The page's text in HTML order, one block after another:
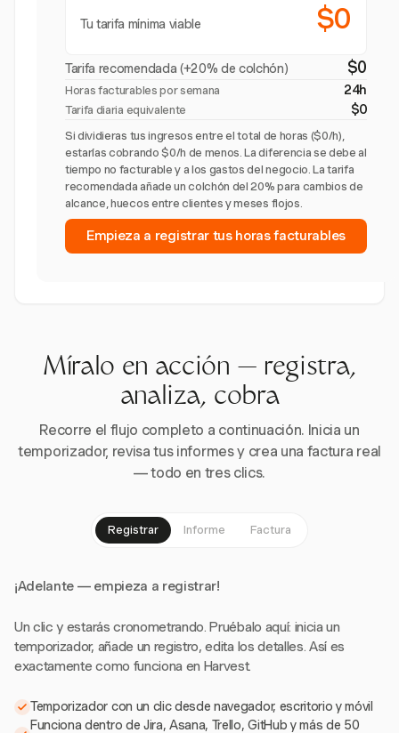
Tu tarifa mínima viable $0
Tarifa recomendada (+20% de colchón) $0
Horas facturables por semana 24h
Tarifa diaria equivalente $0
Si dividieras tus ingresos entre el total de horas ($0/h),
estarías cobrando $0/h de menos. La diferencia se debe al
tiempo no facturable y a los gastos del negocio. La tarifa
recomendada añade un colchón del 20% para cambios de
alcance, huecos entre clientes y meses flojos.
Empieza a registrar tus horas facturables
Míralo en acción — registra,
analiza, cobra
Recorre el flujo completo a continuación. Inicia un
temporizador, revisa tus informes y crea una factura real
— todo en tres clics.
Registrar Informe Factura
¡Adelante — empieza a registrar!
Un clic y estarás cronometrando. Pruébalo aquí: inicia un
temporizador, añade un registro, edita los detalles. Así es
exactamente como funciona en Harvest.
Temporizador con un clic desde navegador, escritorio y móvil
Funciona dentro de Jira, Asana, Trello, GitHub y más de 50